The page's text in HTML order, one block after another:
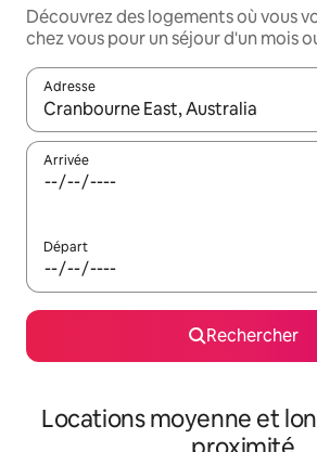
Découvrez des logements où vous
chez vous pour un séjour d'un mois
Adresse
Lorsque les résultats s'affichent,
Arrivée
Départ
Rechercher
Locations moyenne et